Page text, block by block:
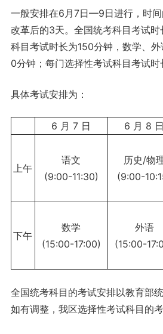
一般安排在6月7日—9日进行，时
改革后的3天。全国统考科目考试
科目考试时长为150分钟，数学、
0分钟；每门选择性考试科目考试时
具体考试安排为：
6 月 7 日 6 月 8 日
上午
语文
(9:00-11:30)
历史/物
(9:00-
下午
数学
(15:00-17:00)
外语
(15:00-
全国统考科目的考试安排以教育部
如有调整，我区选择性考试科目的